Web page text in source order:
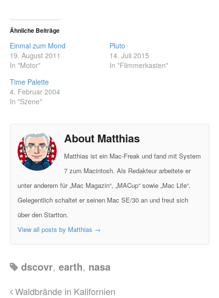
Ähnliche Beiträge
Einmal zum Mond
19. August 2011
In "Motor"
Pluto
14. Juli 2015
In "Flimmerkasten"
Time Palette
4. Februar 2004
In "Szene"
About Matthias
Matthias ist ein Mac-Freak und fand mit System
7 zum Macintosh. Als Redakteur arbeitete er
unter anderem für „Mac Magazin“, „MACup“ sowie „Mac Life“.
Gelegentlich schaltet er seinen Mac SE/30 an und freut sich
über den Startton.
View all posts by Matthias →
dscovr, earth, nasa
Waldbrände in Kalifornien